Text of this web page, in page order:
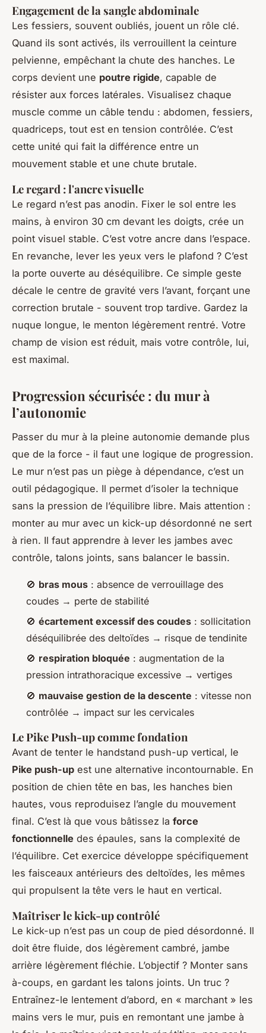
Engagement de la sangle abdominale
Les fessiers, souvent oubliés, jouent un rôle clé.
Quand ils sont activés, ils verrouillent la ceinture
pelvienne, empêchant la chute des hanches. Le
corps devient une poutre rigide, capable de
résister aux forces latérales. Visualisez chaque
muscle comme un câble tendu : abdomen, fessiers,
quadriceps, tout est en tension contrôlée. C’est
cette unité qui fait la différence entre un
mouvement stable et une chute brutale.
Le regard : l'ancre visuelle
Le regard n’est pas anodin. Fixer le sol entre les
mains, à environ 30 cm devant les doigts, crée un
point visuel stable. C’est votre ancre dans l’espace.
En revanche, lever les yeux vers le plafond ? C’est
la porte ouverte au déséquilibre. Ce simple geste
décale le centre de gravité vers l’avant, forçant une
correction brutale - souvent trop tardive. Gardez la
nuque longue, le menton légèrement rentré. Votre
champ de vision est réduit, mais votre contrôle, lui,
est maximal.
Progression sécurisée : du mur à
l’autonomie
Passer du mur à la pleine autonomie demande plus
que de la force - il faut une logique de progression.
Le mur n’est pas un piège à dépendance, c’est un
outil pédagogique. Il permet d’isoler la technique
sans la pression de l’équilibre libre. Mais attention :
monter au mur avec un kick-up désordonné ne sert
à rien. Il faut apprendre à lever les jambes avec
contrôle, talons joints, sans balancer le bassin.
🚫 bras mous : absence de verrouillage des
coudes → perte de stabilité
🚫 écartement excessif des coudes : sollicitation
déséquilibrée des deltoïdes → risque de tendinite
🚫 respiration bloquée : augmentation de la
pression intrathoracique excessive → vertiges
🚫 mauvaise gestion de la descente : vitesse non
contrôlée → impact sur les cervicales
Le Pike Push-up comme fondation
Avant de tenter le handstand push-up vertical, le
Pike push-up est une alternative incontournable. En
position de chien tête en bas, les hanches bien
hautes, vous reproduisez l’angle du mouvement
final. C’est là que vous bâtissez la force
fonctionnelle des épaules, sans la complexité de
l’équilibre. Cet exercice développe spécifiquement
les faisceaux antérieurs des deltoïdes, les mêmes
qui propulsent la tête vers le haut en vertical.
Maîtriser le kick-up contrôlé
Le kick-up n’est pas un coup de pied désordonné. Il
doit être fluide, dos légèrement cambré, jambe
arrière légèrement fléchie. L’objectif ? Monter sans
à-coups, en gardant les talons joints. Un truc ?
Entraînez-le lentement d’abord, en « marchant » les
mains vers le mur, puis en remontant une jambe à